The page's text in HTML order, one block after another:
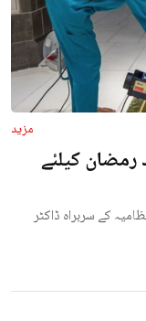
مزید
کیلئے
کے سربراہ ڈاکٹر